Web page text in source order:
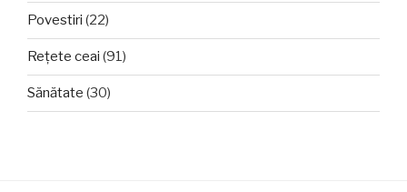
Povestiri (22)
Rețete ceai (91)
Sănătate (30)